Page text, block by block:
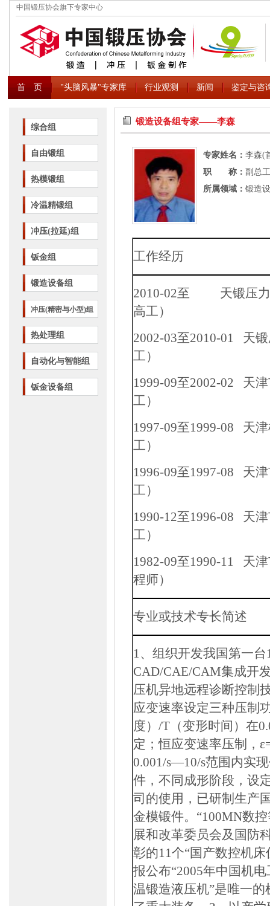
中国锻压协会旗下专家中心
首 页 "头脑风暴"专家库 行业观测 新闻 鉴定与咨
综合组
自由锻组
热模锻组
冷温精锻组
冲压(拉延)组
钣金组
锻造设备组
冲压(精密与小型)组
热处理组
自动化与智能组
钣金设备组
锻造设备组专家――李森
专家姓名： 李森(
职 称： 副总
所属领域： 锻造
工作经历
2010-02至
天锻压
高工）
2002-03至2010-01 天
工）
1999-09至2002-02 天
工）
1997-09至1999-08 天
工）
1996-09至1997-08 天
工）
1990-12至1996-08 天
工）
1982-09至1990-11 天
程师）
专业或技术专长简述
1、组织开发我国第一台
CAD/CAE/CAM集成开
压机异地远程诊断控制
应变速率设定三种压制
度）/T （变形时间）在
定；恒应变速率压制，ε
0.001/s—10/s范围内实
件，不同成形阶段，设
司的使用，已研制生产
金模锻件。“100MN数
展和改革委员会及国防
彰的11个“国产数控机
报公布“2005年中国机电
温锻造液压机”是唯一